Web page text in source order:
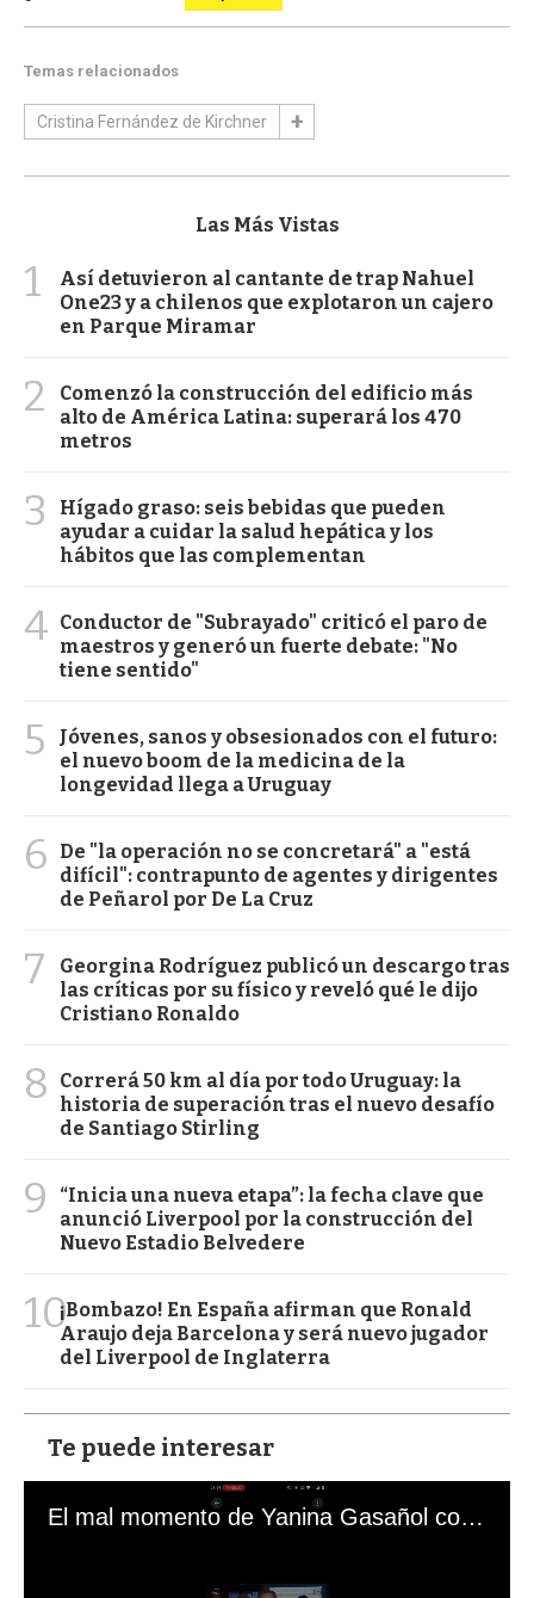
Temas relacionados
Cristina Fernández de Kirchner
Las Más Vistas
1
Así detuvieron al cantante de trap Nahuel
One23 y a chilenos que explotaron un cajero
en Parque Miramar
2
Comenzó la construcción del edificio más
alto de América Latina: superará los 470
metros
3
Hígado graso: seis bebidas que pueden
ayudar a cuidar la salud hepática y los
hábitos que las complementan
4 Conductor de "Subrayado" criticó el paro de
maestros y generó un fuerte debate: "No
tiene sentido"
5
Jóvenes, sanos y obsesionados con el futuro:
el nuevo boom de la medicina de la
longevidad llega a Uruguay
6
De "la operación no se concretará" a "está
difícil": contrapunto de agentes y dirigentes
de Peñarol por De La Cruz
7
Georgina Rodríguez publicó un descargo tras
las críticas por su físico y reveló qué le dijo
Cristiano Ronaldo
8
Correrá 50 km al día por todo Uruguay: la
historia de superación tras el nuevo desafío
de Santiago Stirling
9
“Inicia una nueva etapa”: la fecha clave que
anunció Liverpool por la construcción del
Nuevo Estadio Belvedere
10¡Bombazo! En España afirman que Ronald
Araujo deja Barcelona y será nuevo jugador
del Liverpool de Inglaterra
Te puede interesar
El mal momento de Yanina Gasañol con un hincha argentino en "Subrayado"